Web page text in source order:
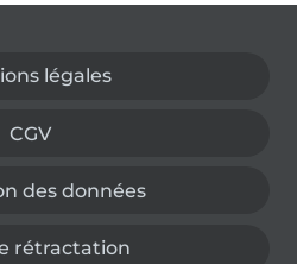
légales
CGV
des données
rétractation